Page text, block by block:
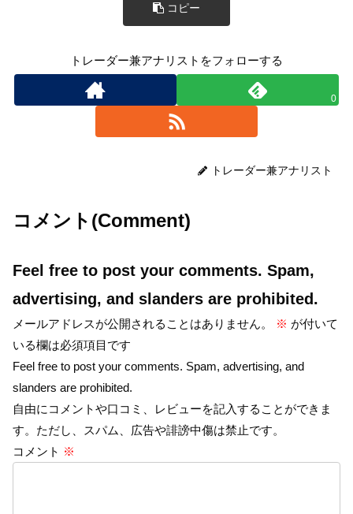
コピー
トレーダー兼アナリストをフォローする
0
トレーダー兼アナリスト
コメント(Comment)
Feel free to post your comments. Spam,
advertising, and slanders are prohibited.
メールアドレスが公開されることはありません。 ※ が付いて
いる欄は必須項目です
Feel free to post your comments. Spam, advertising, and
slanders are prohibited.
自由にコメントや口コミ、レビューを記入することができま
す。ただし、スパム、広告や誹謗中傷は禁止です。
コメント ※